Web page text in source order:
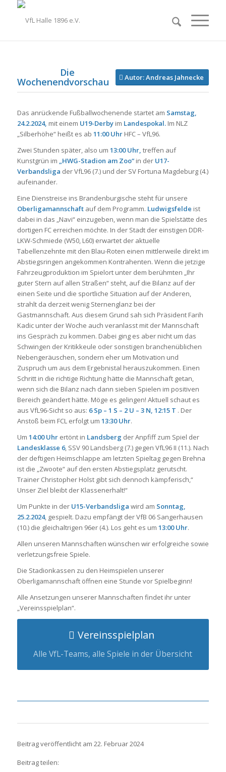
Autor: Andreas Jahnecke
Die
Wochenendvorschau
Das anrückende Fußballwochenende startet am Samstag,
24.2.2024, mit einem U19-Derby im Landespokal. Im NLZ
„Silberhöhe“ heißt es ab 11:00 Uhr HFC – VfL96.
Zwei Stunden später, also um 13:00 Uhr, treffen auf
Kunstgrün im „HWG-Stadion am Zoo“ in der U17-
Verbandsliga der VfL96 (7.) und der SV Fortuna Magdeburg (4.)
aufeinander.
Eine Dienstreise ins Brandenburgische steht für unsere
Oberligamannschaft auf dem Programm. Ludwigsfelde ist
dabei in das „Navi“ einzugeben, wenn man die Spielstätte des
dortigen FC erreichen möchte. In der Stadt der einstigen DDR-
LKW-Schmiede (W50, L60) erwartet der aktuelle
Tabellenzehnte mit den Blau-Roten einen mittlerweile direkt im
Abstiegsringen angekommen Kontrahenten. Wenn die jetzige
Fahrzeugproduktion im Spielort unter dem berühmten „Ihr
guter Stern auf allen Straßen“ steht, auf die Bilanz auf der
einen Seite und die sportliche Situation auf der Anderen,
strahlt da derzeit wenig Sternenglanz bei der
Gastmannschaft. Aus diesem Grund sah sich Präsident Farih
Kadic unter der Woche auch veranlasst mit der Mannschaft
ins Gespräch zu kommen. Dabei ging es aber nicht um das
Schwingen der Kritikkeule oder sonstigen branchenüblichen
Nebengeräuschen, sondern eher um Motivation und
Zuspruch um aus dem Ergebnistal herauszukommen. Einen
Schritt in die richtige Richtung hätte die Mannschaft getan,
wenn sich die Bilanz nach dann sieben Spielen im positiven
Bereich geändert hätte. Möge es gelingen! Aktuell schaut es
aus VfL96-Sicht so aus: 6 Sp – 1 S – 2 U – 3 N, 12:15 T . Der
Anstoß beim FCL erfolgt um 13:30 Uhr.
Um 14:00 Uhr ertönt in Landsberg der Anpfiff zum Spiel der
Landesklasse 6, SSV 90 Landsberg (7.) gegen VfL96 II (11.). Nach
der deftigen Heimschlappe am letzten Spieltag gegen Brehna
ist die „Zwoote“ auf den ersten Abstiegsplatz gerutscht.
Trainer Christopher Holst gibt sich dennoch kämpferisch,“
Unser Ziel bleibt der Klassenerhalt!“
Um Punkte in der U15-Verbandsliga wird am Sonntag,
25.2.2024, gespielt. Dazu empfängt der VfB 06 Sangerhausen
(10.) die gleichaltrigen 96er (4.). Los geht es um 13:00 Uhr.
Allen unseren Mannschaften wünschen wir erfolgreiche sowie
verletzungsfreie Spiele.
Die Stadionkassen zu den Heimspielen unserer
Oberligamannschaft öffnen eine Stunde vor Spielbeginn!
Alle Ansetzungen unserer Mannschaften findet ihr unter
„Vereinsspielplan“.
Vereinsspielplan
Alle VfL-Teams, alle Spiele in der Übersicht
Beitrag veröffentlicht am 22. Februar 2024
Beitrag teilen: